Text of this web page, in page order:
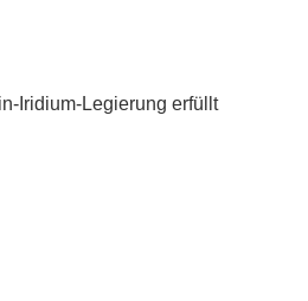
Iridium-Legierung erfüllt